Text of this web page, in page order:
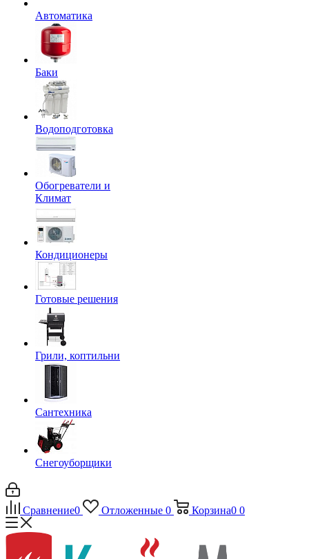
Автоматика
Баки
Водоподготовка
Обогреватели и
Климат
Кондиционеры
Готовые решения
Грили, коптильни
Сантехника
Снегоуборщики
Сравнение0 Отложенные 0 Корзина0 0